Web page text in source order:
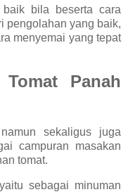
baik bila beserta cara
pengolahan yang baik,
menyemai yang tepat
Panah
sekaligus juga
campuran masakan
tomat.
sebagai minuman